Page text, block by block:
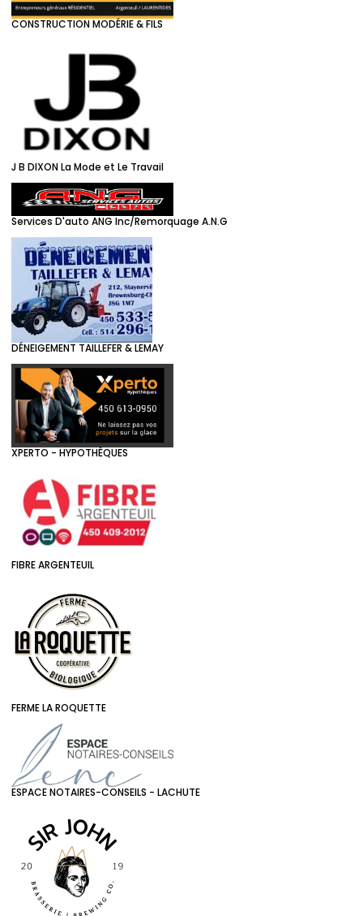
CONSTRUCTION MODÉRIE & FILS
J B DIXON La Mode et Le Travail
Services D'auto ANG Inc/Remorquage A.N.G
DÉNEIGEMENT TAILLEFER & LEMAY
XPERTO - HYPOTHÈQUES
FIBRE ARGENTEUIL
FERME LA ROQUETTE
ESPACE NOTAIRES-CONSEILS - LACHUTE